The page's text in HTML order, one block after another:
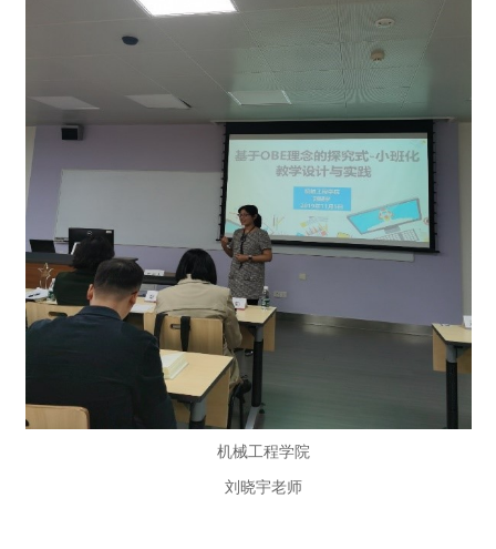
机械工程学院
刘晓宇老师